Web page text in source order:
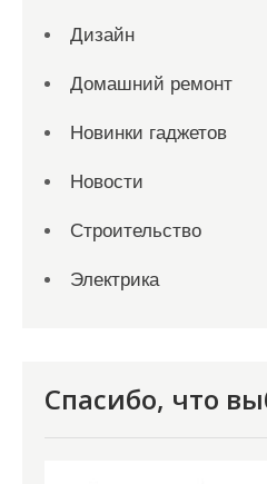
Дизайн
Домашний ремонт
Новинки гаджетов
Новости
Строительство
Электрика
Спасибо, что